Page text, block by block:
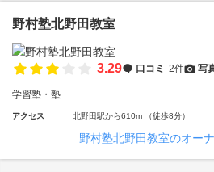
野村塾北野田教室
3.29 口コミ 2件 写
学習塾・塾
アクセス 北野田駅から610m （徒歩8分）
野村塾北野田教室のオー